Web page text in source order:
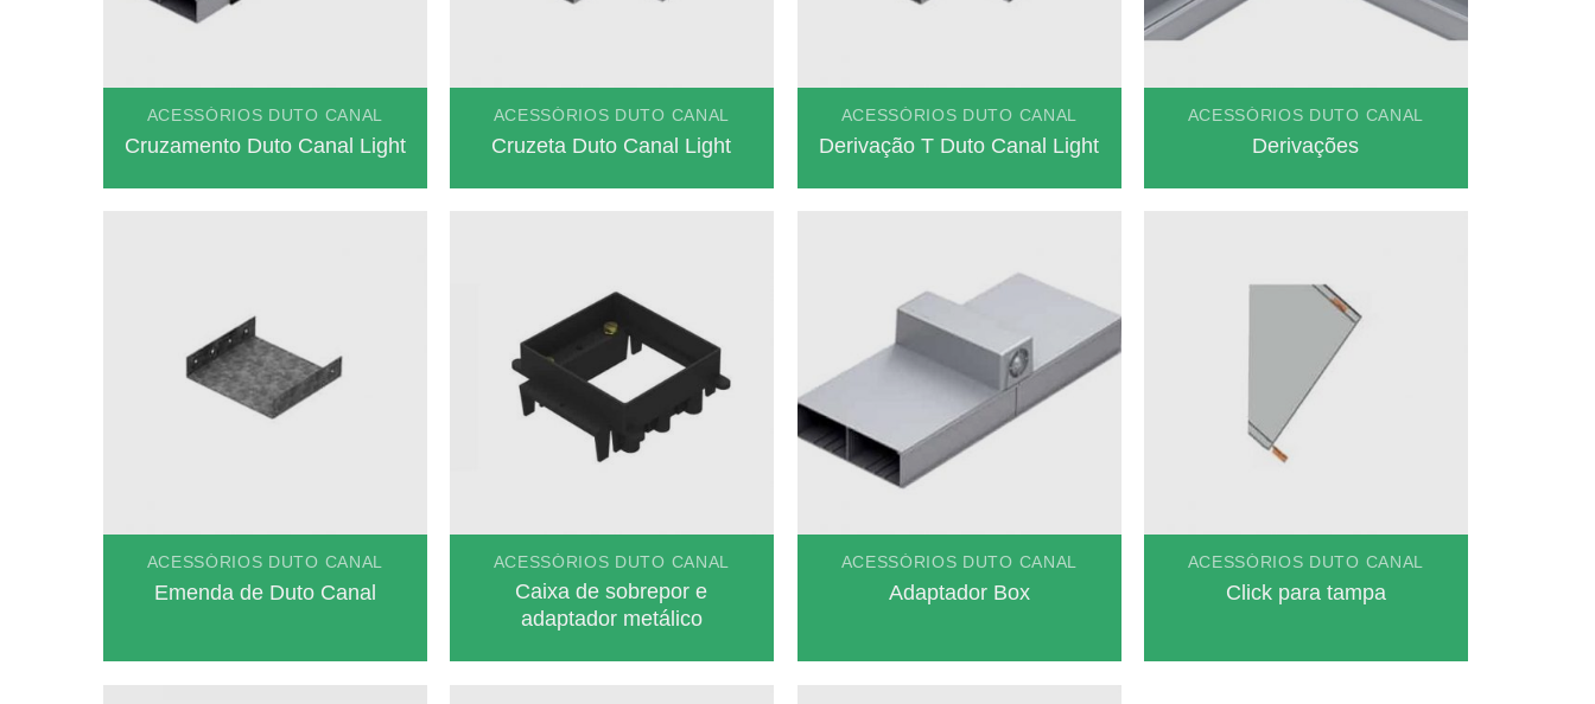
ACESSÓRIOS DUTO CANAL
Cruzamento Duto Canal Light
ACESSÓRIOS DUTO CANAL
Cruzeta Duto Canal Light
ACESSÓRIOS DUTO CANAL
Derivação T Duto Canal Light
ACESSÓRIOS DUTO CANAL
Derivações
ACESSÓRIOS DUTO CANAL
Emenda de Duto Canal
ACESSÓRIOS DUTO CANAL
Caixa de sobrepor e
adaptador metálico
ACESSÓRIOS DUTO CANAL
Adaptador Box
ACESSÓRIOS DUTO CANAL
Click para tampa